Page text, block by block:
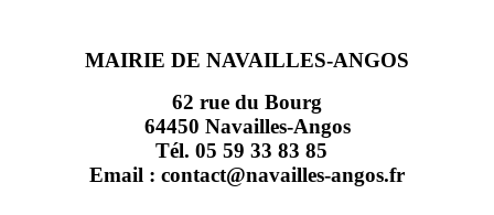
MAIRIE DE NAVAILLES-ANGOS
62 rue du Bourg
64450 Navailles-Angos
Tél. 05 59 33 83 85
Email : contact@navailles-angos.fr